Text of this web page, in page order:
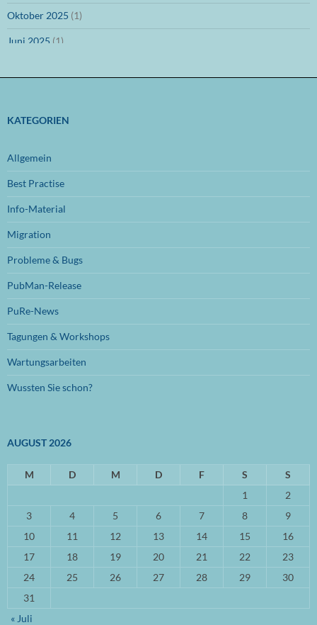
Oktober 2025 (1)
Juni 2025 (1)
November 2024
April 2022(1)
März 2022
April 2021
März 2021 (3)
November 2020
KATEGORIEN
Allgemein
Best Practise
Info-Material
Migration
Probleme & Bugs
PubMan-Release
PuRe-News
Tagungen & Workshops
Wartungsarbeiten
Wussten Sie schon?
AUGUST 2026
M D M D F S
S
1
2
3
4 5 6 7 8
9
10
11 12 13 14 15
16
17
18 19 20 21 22
23
24
25 26 27 28 29
30
31
« Juli